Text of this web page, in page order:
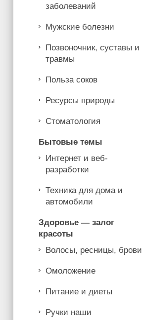
заболеваний
Мужские болезни
Позвоночник, суставы и
травмы
Польза соков
Ресурсы природы
Стоматология
Бытовые темы
Интернет и веб-
разработки
Техника для дома и
автомобили
Здоровье — залог
красоты
Волосы, ресницы, брови
Омоложение
Питание и диеты
Ручки наши